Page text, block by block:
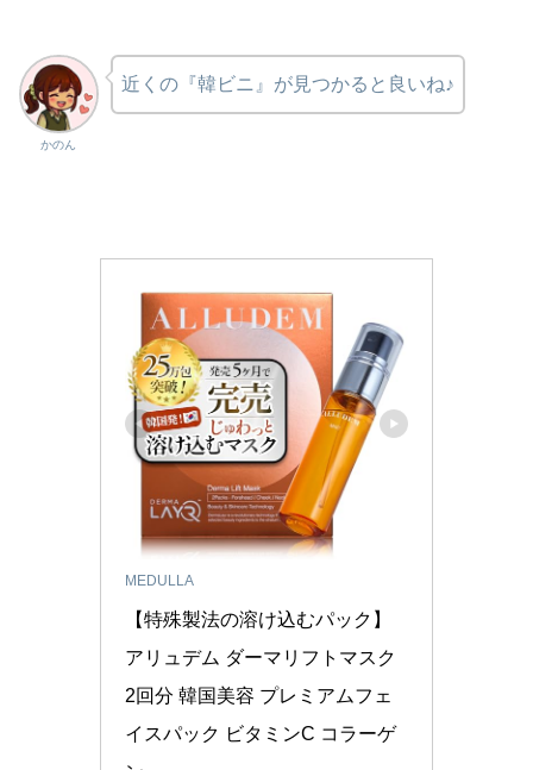
かのん
近くの『韓ビニ』が見つかると良いね♪
MEDULLA
【特殊製法の溶け込むパック】
アリュデム ダーマリフトマスク
2回分 韓国美容 プレミアムフェ
イスパック ビタミンC コラーゲ